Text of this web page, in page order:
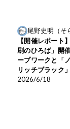
尾野史明（そ
【開催レポート
刷のひろば」開
ープワークと「
リッチブラック」
2026/6/18